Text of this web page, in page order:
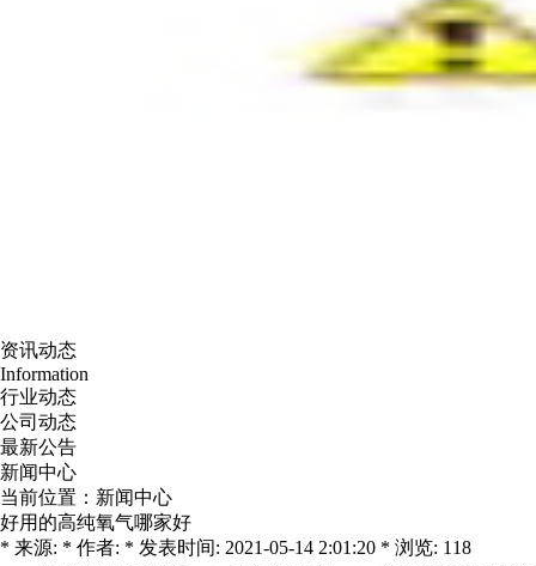
资讯动态
Information
行业动态
公司动态
最新公告
新闻中心
当前位置： 新闻中心
好用的高纯氧气哪家好
* 来源: * 作者: * 发表时间: 2021-05-14 2:01:20 * 浏览: 118